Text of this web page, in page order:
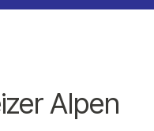
Alpen